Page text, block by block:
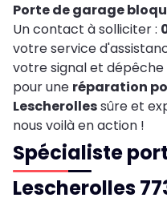
Porte de garage
Un contact à solliciter :
votre service
votre signal et
pour une réparation
Lescherollessûre et
nous voilà en action !
Spécialiste
Lescherolles